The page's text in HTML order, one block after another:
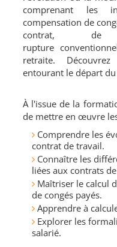
comprenant les
compensation de
contrat, de
rupture
retraite.
entourant le départ du
À l'issue de la
de mettre en œuvre
Comprendre les
contrat de travail.
Connaître les
liées aux contrats
Maîtriser le calcul
de congés payés.
Apprendre à
Explorer les
salarié.